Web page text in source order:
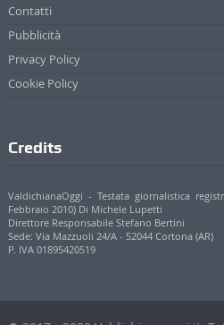
Contatti
Pubblicità
Privacy Policy
Cookie Policy
Credits
ValdichianaOggi - Testata giornalistica
Febbraio 2010) Di Michele Lupetti
Direttore Responsabile Stefano Bertini
Sede: Via Mazzuoli 24/A - 52044 Cortona (AR)
P. IVA 01895420519